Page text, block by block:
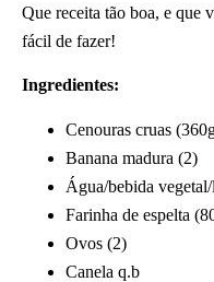
Que receita tão boa, e que
fácil de fazer!
Ingredientes:
Cenouras cruas
Banana madura (2)
Água/bebida
Farinha de espelta
Ovos (2)
Canela q.b